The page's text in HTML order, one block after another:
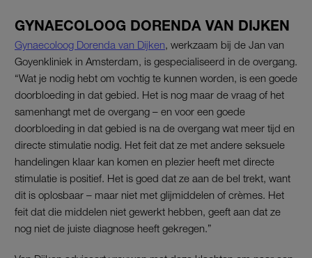
GYNAECOLOOG DORENDA VAN DIJKEN
Gynaecoloog Dorenda van Dijken , werkzaam bij de Jan van
Goyenkliniek in Amsterdam, is gespecialiseerd in de overgang.
“Wat je nodig hebt om vochtig te kunnen worden, is een goede
doorbloeding in dat gebied. Het is nog maar de vraag of het
samenhangt met de overgang – en voor een goede
doorbloeding in dat gebied is na de overgang wat meer tijd en
directe stimulatie nodig. Het feit dat ze met andere seksuele
handelingen klaar kan komen en plezier heeft met directe
stimulatie is positief. Het is goed dat ze aan de bel trekt, want
dit is oplosbaar – maar niet met glijmiddelen of crèmes. Het
feit dat die middelen niet gewerkt hebben, geeft aan dat ze
nog niet de juiste diagnose heeft gekregen.”